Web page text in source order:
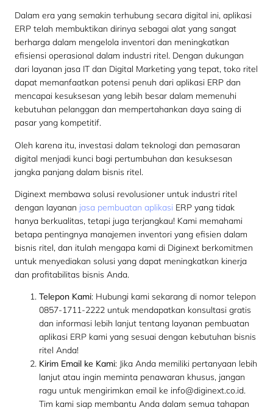
Dalam era yang semakin terhubung secara digital ini, aplikasi
ERP telah membuktikan dirinya sebagai alat yang sangat
berharga dalam mengelola inventori dan meningkatkan
efisiensi operasional dalam industri ritel. Dengan dukungan
dari layanan jasa IT dan Digital Marketing yang tepat, toko ritel
dapat memanfaatkan potensi penuh dari aplikasi ERP dan
mencapai kesuksesan yang lebih besar dalam memenuhi
kebutuhan pelanggan dan mempertahankan daya saing di
pasar yang kompetitif.
Oleh karena itu, investasi dalam teknologi dan pemasaran
digital menjadi kunci bagi pertumbuhan dan kesuksesan
jangka panjang dalam bisnis ritel.
Diginext membawa solusi revolusioner untuk industri ritel
dengan layanan jasa pembuatan aplikasi ERP yang tidak
hanya berkualitas, tetapi juga terjangkau! Kami memahami
betapa pentingnya manajemen inventori yang efisien dalam
bisnis ritel, dan itulah mengapa kami di Diginext berkomitmen
untuk menyediakan solusi yang dapat meningkatkan kinerja
dan profitabilitas bisnis Anda.
Telepon Kami: Hubungi kami sekarang di nomor telepon
0857-1711-2222 untuk mendapatkan konsultasi gratis
dan informasi lebih lanjut tentang layanan pembuatan
aplikasi ERP kami yang sesuai dengan kebutuhan bisnis
ritel Anda!
Kirim Email ke Kami: Jika Anda memiliki pertanyaan lebih
lanjut atau ingin meminta penawaran khusus, jangan
ragu untuk mengirimkan email ke info@diginext.co.id.
Tim kami siap membantu Anda dalam semua tahapan